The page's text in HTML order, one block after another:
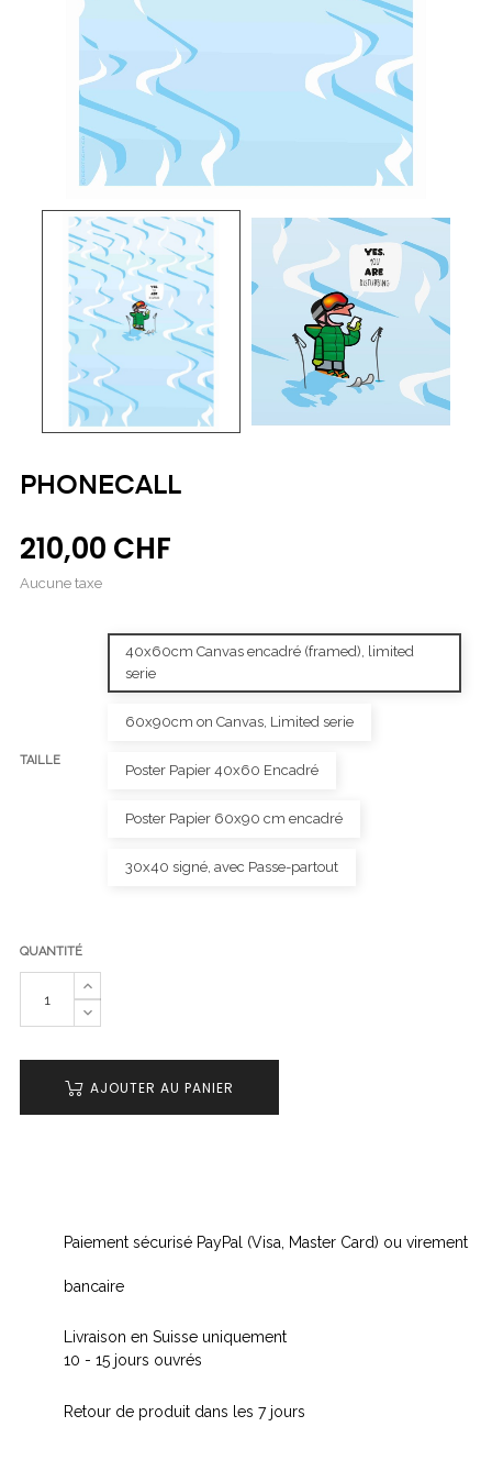
PHONECALL
210,00 CHF
Aucune taxe
TAILLE
40x60cm Canvas encadré (framed), limited
serie
60x90cm on Canvas, Limited serie
Poster Papier 40x60 Encadré
Poster Papier 60x90 cm encadré
30x40 signé, avec Passe-partout
QUANTITÉ
AJOUTER AU PANIER
Paiement sécurisé PayPal (Visa, Master Card) ou virement
bancaire
Livraison en Suisse uniquement
10 - 15 jours ouvrés
Retour de produit dans les 7 jours